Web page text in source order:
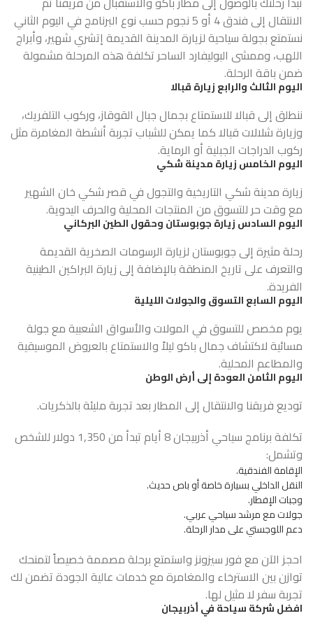
الانتقال إلى فندق 4 أو 5 نجوم حسب نوع البرنامج في اليوم الثاني
نستمتع بجولة سياحية لزيارة المدينة القديمة إتشري شهير، وأبراج
اللهب، وممشى البوليفارد الساحر تكلفة هذه المرحلة مشمولة
ضمن باقة الرحلة.
اليوم الثالث والرابع زيارة قبالا
ننطلق إلى قبالا للاستمتاع بجمال جبال القوقاز، وركوب التلفريك،
وزيارة شلالات قبالا كما يمكن للشباب تجربة أنشطة المغامرة مثل
ركوب الدراجات الجبلية أو الرماية.
اليوم الخامس زيارة مدينة شكي
زيارة مدينة شكي التاريخية والتجول في قصر شكي خان الشهير
مع وقت حر للتسوق من المنتجات المحلية والحرف اليدوية.
اليوم السادس زيارة جوبوستان وحقول الطين البركاني
رحلة مثيرة إلى جوبوستان لزيارة الرسومات الصخرية القديمة
والتعرف على تاريخ المنطقة بالإضافة إلى زيارة البراكين الطينية
الفريدة.
اليوم السابع التسوق والجولات الليلية
يوم مخصص للتسوق في المولات والأسواق الشعبية مع جولة
مسائية لاكتشاف جمال باكو ليلاً والاستمتاع بالعروض الموسيقية
والمطاعم المحلية.
اليوم الثامن العودة إلى أرض الوطن
توديع فريقنا والانتقال إلى المطار بعد تجربة مليئة بالذكريات.
تكلفة برنامج سياحي أذربيجان 8 أيام تبدأ من 1,350 دولار للشخص
وتشمل:
الإقامة الفندقية.
النقل الداخلي بسيارة خاصة أو باص حديث.
وجبات الإفطار.
جولات مع مرشد سياحي عربي.
دعم اللوجستي على مدار الرحلة.
احجز الآن مع فور سيزونز واستمتع برحلة مصممة خصيصاً لتمنحك
توازن بين الاسترخاء والمغامرة مع خدمات عالية الجودة تضمن لك
تجربة سفر لا مثيل لها.
افضل شركة سياحة في أذربيجان